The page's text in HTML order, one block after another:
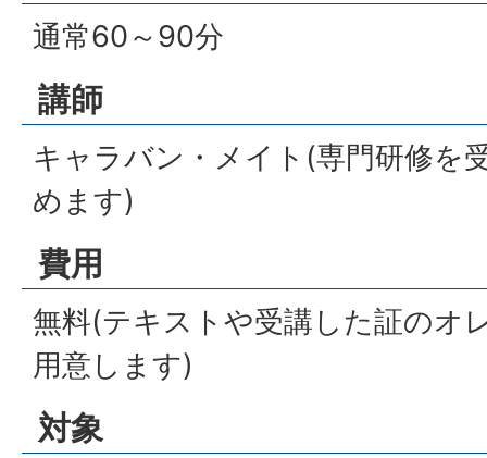
通常60～90分
講師
キャラバン・メイト(専門研修を
めます)
費用
無料(テキストや受講した証のオ
用意します)
対象